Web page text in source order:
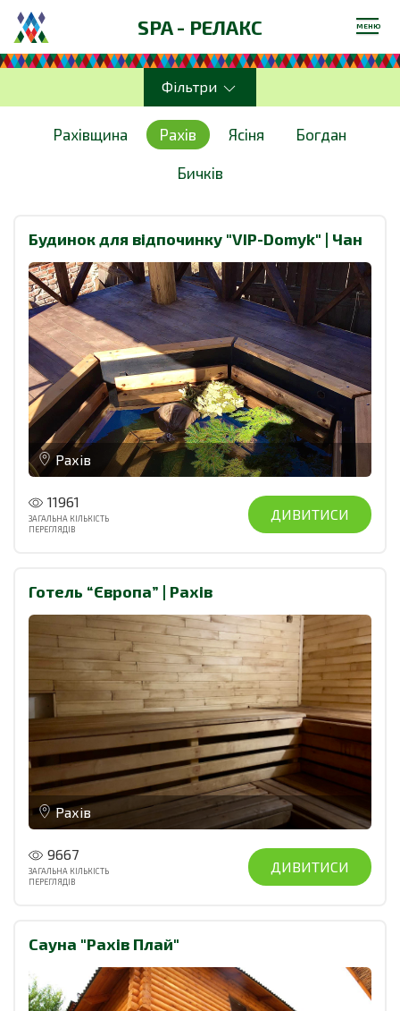
SPA - РЕЛАКС МЕНЮ
Фільтри
Рахівщина Рахів Ясіня Богдан
Бичків
Будинок для відпочинку "VIP-Domyk" | Чан
Рахів
11961
ЗАГАЛЬНА КІЛЬКІСТЬ
ПЕРЕГЛЯДІВ
ДИВИТИСИ
Готель “Європа” | Рахів
Рахів
9667
ЗАГАЛЬНА КІЛЬКІСТЬ
ПЕРЕГЛЯДІВ
ДИВИТИСИ
Сауна "Рахів Плай"